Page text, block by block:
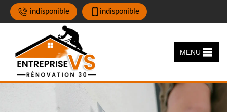
indisponible indisponible
MENU